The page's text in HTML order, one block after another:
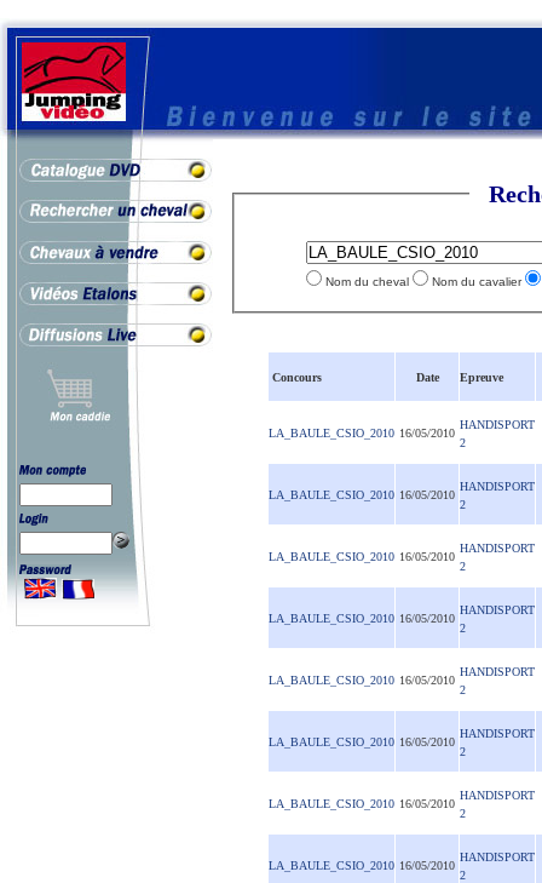
Nom du cheval Nom du cavalier
Concours Date Epreuve
LA_BAULE_CSIO_2010 16/05/2010
HANDISPORT
2
LA_BAULE_CSIO_2010 16/05/2010
HANDISPORT
2
LA_BAULE_CSIO_2010 16/05/2010
HANDISPORT
2
LA_BAULE_CSIO_2010 16/05/2010
HANDISPORT
2
LA_BAULE_CSIO_2010 16/05/2010
HANDISPORT
2
LA_BAULE_CSIO_2010 16/05/2010
HANDISPORT
2
LA_BAULE_CSIO_2010 16/05/2010
HANDISPORT
2
LA_BAULE_CSIO_2010 16/05/2010
HANDISPORT
2